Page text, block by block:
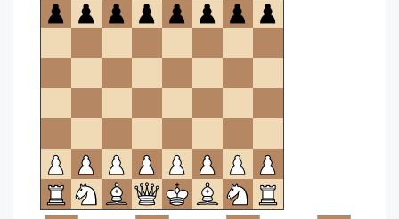
openen.